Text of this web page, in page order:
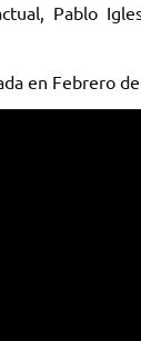
Pablo
en Febrero